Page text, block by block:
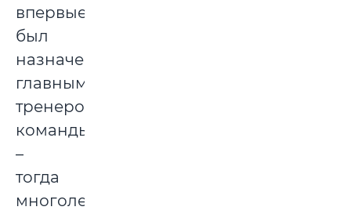
впервые
был
назначен
главным
тренером
команды
–
тогда
многолетний